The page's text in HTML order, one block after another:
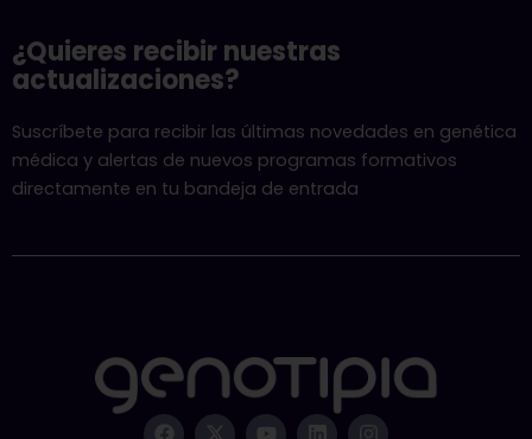
¿Quieres recibir nuestras
actualizaciones?
Suscríbete para recibir las últimas novedades en genética
médica y alertas de nuevos programas formativos
directamente en tu bandeja de entrada
F X Y L I